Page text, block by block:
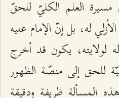
مسيرة العلم الكليّ للحقّ
له، بل إنّ الإمام عليه
لولايته، يكون قد أخرج
للحق إلى منصّة الظهور
المسألة ظريفة ودقيقة